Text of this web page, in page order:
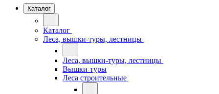
Каталог
Каталог
Леса, вышки-туры, лестницы
Леса, вышки-туры, лестницы
Вышки-туры
Леса строительные